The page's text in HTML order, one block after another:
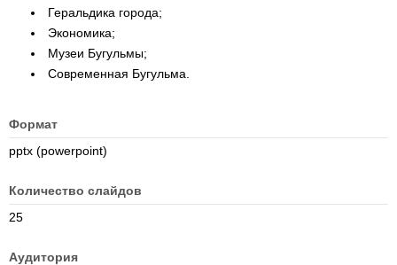
Геральдика города;
Экономика;
Музеи Бугульмы;
Современная Бугульма.
Формат
pptx (powerpoint)
Количество слайдов
25
Аудитория